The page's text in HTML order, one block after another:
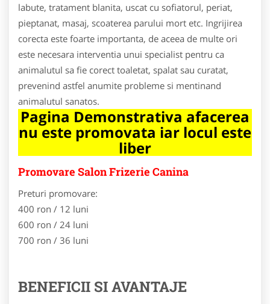
labute, tratament blanita, uscat cu sofiatorul, periat,
pieptanat, masaj, scoaterea parului mort etc. Ingrijirea
corecta este foarte importanta, de aceea de multe ori
este necesara interventia unui specialist pentru ca
animalutul sa fie corect toaletat, spalat sau curatat,
prevenind astfel anumite probleme si mentinand
animalutul sanatos.
Pagina Demonstrativa afacerea
nu este promovata iar locul este
liber
Promovare Salon Frizerie Canina
Preturi promovare:
400 ron / 12 luni
600 ron / 24 luni
700 ron / 36 luni
BENEFICII SI AVANTAJE